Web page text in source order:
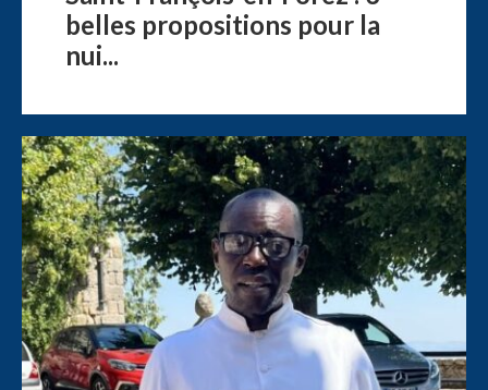
belles propositions pour la
nui...